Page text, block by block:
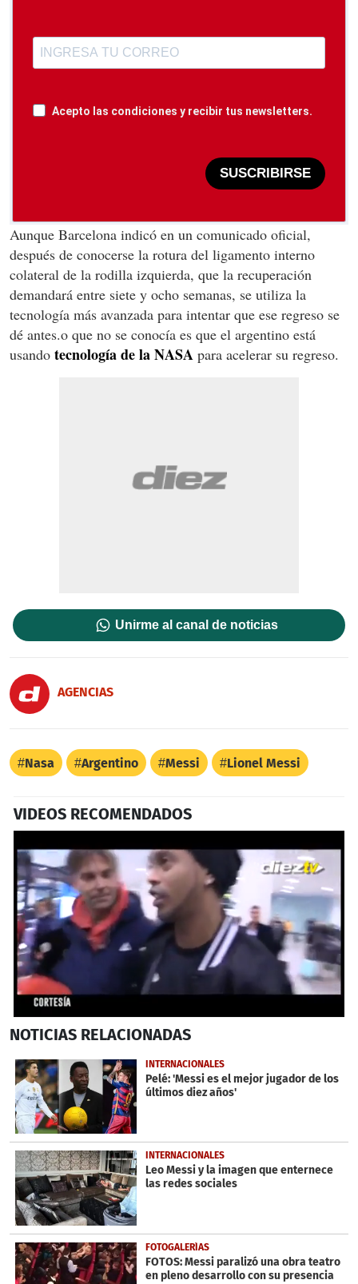
Acepto las condiciones y recibir tus newsletters.
SUSCRIBIRSE
Aunque Barcelona indicó en un comunicado oficial,
después de conocerse la rotura del ligamento interno
colateral de la rodilla izquierda, que la recuperación
demandará entre siete y ocho semanas, se utiliza la
tecnología más avanzada para intentar que ese regreso se
dé antes.o que no se conocía es que el argentino está
usando tecnología de la NASA para acelerar su regreso.
Unirme al canal de noticias
AGENCIAS
Nasa Argentino Messi Lionel Messi
VIDEOS RECOMENDADOS
seconds
1
minute,
38
seconds
NOTICIAS RELACIONADAS
INTERNACIONALES
Pelé: 'Messi es el mejor jugador de los
últimos diez años'
INTERNACIONALES
Leo Messi y la imagen que enternece
las redes sociales
FOTOGALERÍAS
FOTOS: Messi paralizó una obra teatro
en pleno desarrollo con su presencia